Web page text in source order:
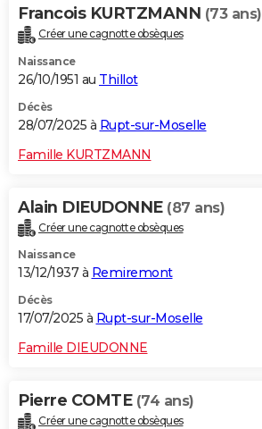
Francois KURTZMANN (73 ans)
Créer une cagnotte obsèques
Naissance
26/10/1951 au Thillot
Décès
28/07/2025 à Rupt-sur-Moselle
Famille KURTZMANN
Alain DIEUDONNE (87 ans)
Créer une cagnotte obsèques
Naissance
13/12/1937 à Remiremont
Décès
17/07/2025 à Rupt-sur-Moselle
Famille DIEUDONNE
Pierre COMTE (74 ans)
Créer une cagnotte obsèques